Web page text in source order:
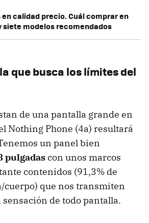
calidad precio. Cuál comprar en
siete modelos recomendados
que busca los límites del
de una pantalla grande en
Nothing Phone (4a) resultará
un panel bien
pulgadascon unos marcos
contenidos (91,3% de
cuerpo) que nos transmiten
de todo pantalla.